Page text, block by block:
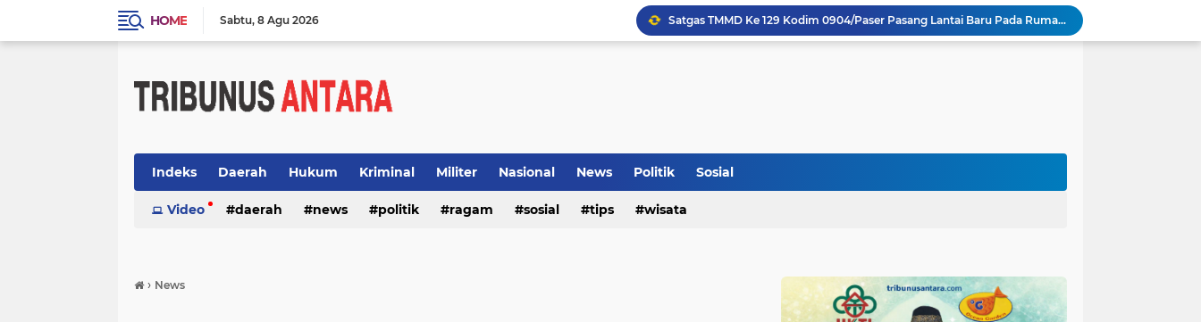
HOME Sabtu 8 Agu 2026
Satgas TMMD Ke 129 Kodim 0904/Paser Pasang Lantai Baru Pada Rumah Bapak Harim
Guru TK se-Randuagung Ikuti Sosialisasi dan Bimbingan Perpustakaan dalam Program TMMD ke-129
Warga Lembenah Antusias Bantu Satgas TMMD, Pembuatan Box Gorong-gorong Dikerjakan Bersama
Indeks Daerah Hukum Kriminal Militer Nasional News Politik Sosial
Video daerah news politik ragam sosial tips wisata
› News